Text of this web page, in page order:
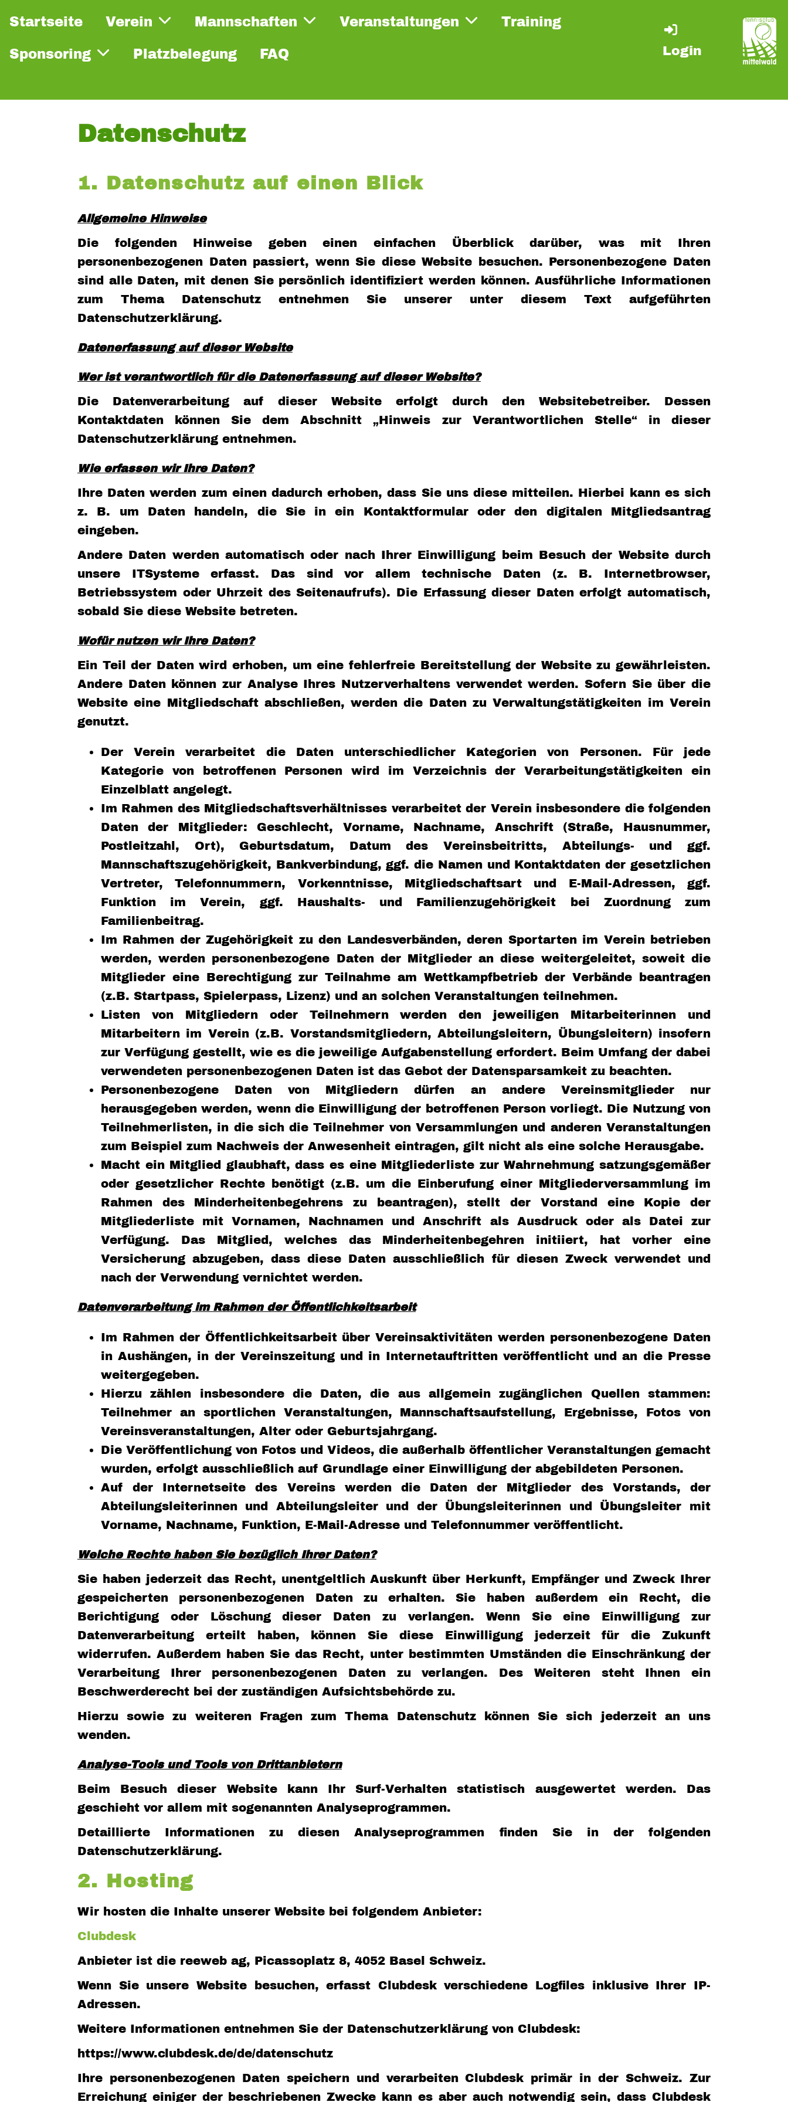
Startseite Verein Mannschaften Veranstaltungen Training
Sponsoring Platzbelegung FAQ Login
Datenschutz
1. Datenschutz auf einen Blick
Allgemeine Hinweise
Die folgenden Hinweise geben einen einfachen Überblick darüber, was mit Ihren
personenbezogenen Daten passiert, wenn Sie diese Website besuchen. Personenbezogene Daten
sind alle Daten, mit denen Sie persönlich identifiziert werden können. Ausführliche Informationen
zum Thema Datenschutz entnehmen Sie unserer unter diesem Text aufgeführten
Datenschutzerklärung.
Datenerfassung auf dieser Website
Wer ist verantwortlich für die Datenerfassung auf dieser Website?
Die Datenverarbeitung auf dieser Website erfolgt durch den Websitebetreiber. Dessen
Kontaktdaten können Sie dem Abschnitt „Hinweis zur Verantwortlichen Stelle“ in dieser
Datenschutzerklärung entnehmen.
Wie erfassen wir Ihre Daten?
Ihre Daten werden zum einen dadurch erhoben, dass Sie uns diese mitteilen. Hierbei kann es sich
z. B. um Daten handeln, die Sie in ein Kontaktformular oder den digitalen Mitgliedsantrag
eingeben.
Andere Daten werden automatisch oder nach Ihrer Einwilligung beim Besuch der Website durch
unsere ITSysteme erfasst. Das sind vor allem technische Daten (z. B. Internetbrowser,
Betriebssystem oder Uhrzeit des Seitenaufrufs). Die Erfassung dieser Daten erfolgt automatisch,
sobald Sie diese Website betreten.
Wofür nutzen wir Ihre Daten?
Ein Teil der Daten wird erhoben, um eine fehlerfreie Bereitstellung der Website zu gewährleisten.
Andere Daten können zur Analyse Ihres Nutzerverhaltens verwendet werden. Sofern Sie über die
Website eine Mitgliedschaft abschließen, werden die Daten zu Verwaltungstätigkeiten im Verein
genutzt.
Der Verein verarbeitet die Daten unterschiedlicher Kategorien von Personen. Für jede
Kategorie von betroffenen Personen wird im Verzeichnis der Verarbeitungstätigkeiten ein
Einzelblatt angelegt.
Im Rahmen des Mitgliedschaftsverhältnisses verarbeitet der Verein insbesondere die folgenden
Daten der Mitglieder: Geschlecht, Vorname, Nachname, Anschrift (Straße, Hausnummer,
Postleitzahl, Ort), Geburtsdatum, Datum des Vereinsbeitritts, Abteilungs- und ggf.
Mannschaftszugehörigkeit, Bankverbindung, ggf. die Namen und Kontaktdaten der gesetzlichen
Vertreter, Telefonnummern, Vorkenntnisse, Mitgliedschaftsart und E-Mail-Adressen, ggf.
Funktion im Verein, ggf. Haushalts- und Familienzugehörigkeit bei Zuordnung zum
Familienbeitrag.
Im Rahmen der Zugehörigkeit zu den Landesverbänden, deren Sportarten im Verein betrieben
werden, werden personenbezogene Daten der Mitglieder an diese weitergeleitet, soweit die
Mitglieder eine Berechtigung zur Teilnahme am Wettkampfbetrieb der Verbände beantragen
(z.B. Startpass, Spielerpass, Lizenz) und an solchen Veranstaltungen teilnehmen.
Listen von Mitgliedern oder Teilnehmern werden den jeweiligen Mitarbeiterinnen und
Mitarbeitern im Verein (z.B. Vorstandsmitgliedern, Abteilungsleitern, Übungsleitern) insofern
zur Verfügung gestellt, wie es die jeweilige Aufgabenstellung erfordert. Beim Umfang der dabei
verwendeten personenbezogenen Daten ist das Gebot der Datensparsamkeit zu beachten.
Personenbezogene Daten von Mitgliedern dürfen an andere Vereinsmitglieder nur
herausgegeben werden, wenn die Einwilligung der betroffenen Person vorliegt. Die Nutzung von
Teilnehmerlisten, in die sich die Teilnehmer von Versammlungen und anderen Veranstaltungen
zum Beispiel zum Nachweis der Anwesenheit eintragen, gilt nicht als eine solche Herausgabe.
Macht ein Mitglied glaubhaft, dass es eine Mitgliederliste zur Wahrnehmung satzungsgemäßer
oder gesetzlicher Rechte benötigt (z.B. um die Einberufung einer Mitgliederversammlung im
Rahmen des Minderheitenbegehrens zu beantragen), stellt der Vorstand eine Kopie der
Mitgliederliste mit Vornamen, Nachnamen und Anschrift als Ausdruck oder als Datei zur
Verfügung. Das Mitglied, welches das Minderheitenbegehren initiiert, hat vorher eine
Versicherung abzugeben, dass diese Daten ausschließlich für diesen Zweck verwendet und
nach der Verwendung vernichtet werden.
Datenverarbeitung im Rahmen der Öffentlichkeitsarbeit
Im Rahmen der Öffentlichkeitsarbeit über Vereinsaktivitäten werden personenbezogene Daten
in Aushängen, in der Vereinszeitung und in Internetauftritten veröffentlicht und an die Presse
weitergegeben.
Hierzu zählen insbesondere die Daten, die aus allgemein zugänglichen Quellen stammen:
Teilnehmer an sportlichen Veranstaltungen, Mannschaftsaufstellung, Ergebnisse, Fotos von
Vereinsveranstaltungen, Alter oder Geburtsjahrgang.
Die Veröffentlichung von Fotos und Videos, die außerhalb öffentlicher Veranstaltungen gemacht
wurden, erfolgt ausschließlich auf Grundlage einer Einwilligung der abgebildeten Personen.
Auf der Internetseite des Vereins werden die Daten der Mitglieder des Vorstands, der
Abteilungsleiterinnen und Abteilungsleiter und der Übungsleiterinnen und Übungsleiter mit
Vorname, Nachname, Funktion, E-Mail-Adresse und Telefonnummer veröffentlicht.
Welche Rechte haben Sie bezüglich Ihrer Daten?
Sie haben jederzeit das Recht, unentgeltlich Auskunft über Herkunft, Empfänger und Zweck Ihrer
gespeicherten personenbezogenen Daten zu erhalten. Sie haben außerdem ein Recht, die
Berichtigung oder Löschung dieser Daten zu verlangen. Wenn Sie eine Einwilligung zur
Datenverarbeitung erteilt haben, können Sie diese Einwilligung jederzeit für die Zukunft
widerrufen. Außerdem haben Sie das Recht, unter bestimmten Umständen die Einschränkung der
Verarbeitung Ihrer personenbezogenen Daten zu verlangen. Des Weiteren steht Ihnen ein
Beschwerderecht bei der zuständigen Aufsichtsbehörde zu.
Hierzu sowie zu weiteren Fragen zum Thema Datenschutz können Sie sich jederzeit an uns
wenden.
Analyse-Tools und Tools von Drittanbietern
Beim Besuch dieser Website kann Ihr Surf-Verhalten statistisch ausgewertet werden. Das
geschieht vor allem mit sogenannten Analyseprogrammen.
Detaillierte Informationen zu diesen Analyseprogrammen finden Sie in der folgenden
Datenschutzerklärung.
2. Hosting
Wir hosten die Inhalte unserer Website bei folgendem Anbieter:
Clubdesk
Anbieter ist die reeweb ag, Picassoplatz 8, 4052 Basel Schweiz.
Wenn Sie unsere Website besuchen, erfasst Clubdesk verschiedene Logfiles inklusive Ihrer IP-
Adressen.
Weitere Informationen entnehmen Sie der Datenschutzerklärung von Clubdesk:
https://www.clubdesk.de/de/datenschutz
Ihre personenbezogenen Daten speichern und verarbeiten Clubdesk primär in der Schweiz. Zur
Erreichung einiger der beschriebenen Zwecke kann es aber auch notwendig sein, dass Clubdesk